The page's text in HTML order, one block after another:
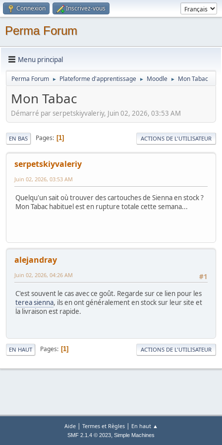
Connexion Inscrivez-vous
Perma Forum
Menu principal
Perma Forum ► Plateforme d'apprentissage ► Moodle ► Mon Tabac
Mon Tabac
Démarré par serpetskiyvaleriy, Juin 02, 2026, 03:53 AM
EN BAS Pages 1 ACTIONS DE L'UTILISATEUR
serpetskiyvaleriy
Juin 02, 2026, 03:53 AM
Quelqu'un sait où trouver des cartouches de Sienna en stock ?
Mon Tabac habituel est en rupture totale cette semana...
alejandray
#1
Juin 02, 2026, 04:26 AM
C'est souvent le cas avec ce goût. Regarde sur ce lien pour les
terea sienna, ils en ont généralement en stock sur leur site et
la livraison est rapide.
EN HAUT Pages 1 ACTIONS DE L'UTILISATEUR
Aide| Termes et Règles| En haut ▲
SMF 2.1.4 © 2023, Simple Machines